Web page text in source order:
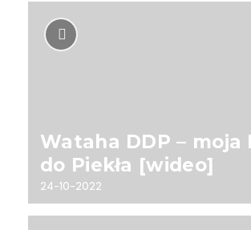
Wataha DDP – moja
do Piekła [wideo]
24-10-2022